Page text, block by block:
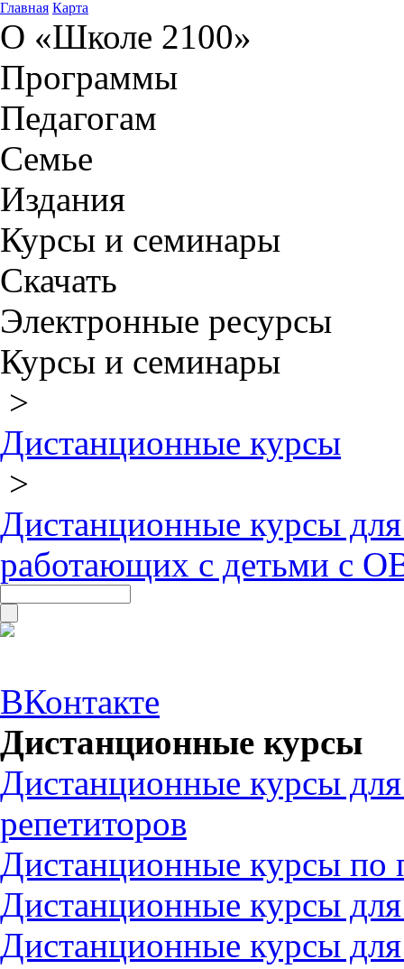
Главная Карта
О «Школе 2100»
Программы
Педагогам
Семье
Издания
Курсы и семинары
Скачать
Электронные ресурсы
Курсы и семинары
>
Дистанционные курсы
>
Дистанционные курсы
работающих с детьми с
ВКонтакте
Дистанционные курсы
Дистанционные курсы
репетиторов
Дистанционные курсы по
Дистанционные курсы
Дистанционные курсы